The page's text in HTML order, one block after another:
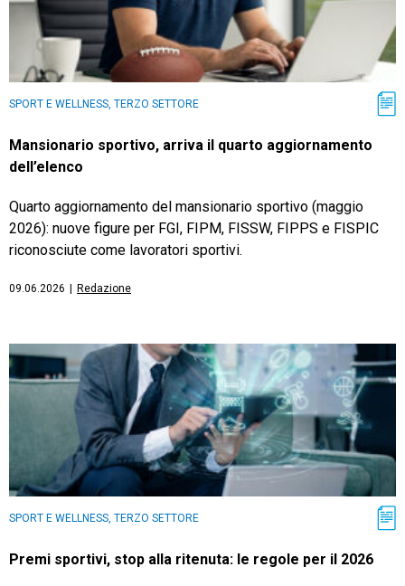
SPORT E WELLNESS, TERZO SETTORE
Mansionario sportivo, arriva il quarto aggiornamento
dell’elenco
Quarto aggiornamento del mansionario sportivo (maggio
2026): nuove figure per FGI, FIPM, FISSW, FIPPS e FISPIC
riconosciute come lavoratori sportivi.
09.06.2026 Redazione
SPORT E WELLNESS, TERZO SETTORE
Premi sportivi, stop alla ritenuta: le regole per il 2026